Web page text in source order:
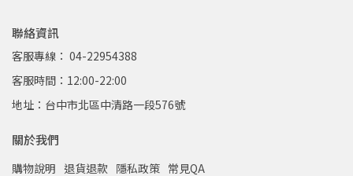
聯絡資訊
客服專線： 04-22954388
客服時間：12:00-22:00
地址：台中市北區中清路一段576號
關於我們
購物說明 退貨退款 隱私政策 常見QA